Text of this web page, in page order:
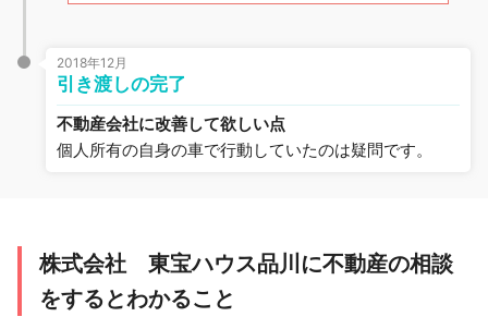
2018年12月
引き渡しの完了
不動産会社に改善して欲しい点
個人所有の自身の車で行動していたのは疑問です。
株式会社 東宝ハウス品川に不動産の相談
をするとわかること